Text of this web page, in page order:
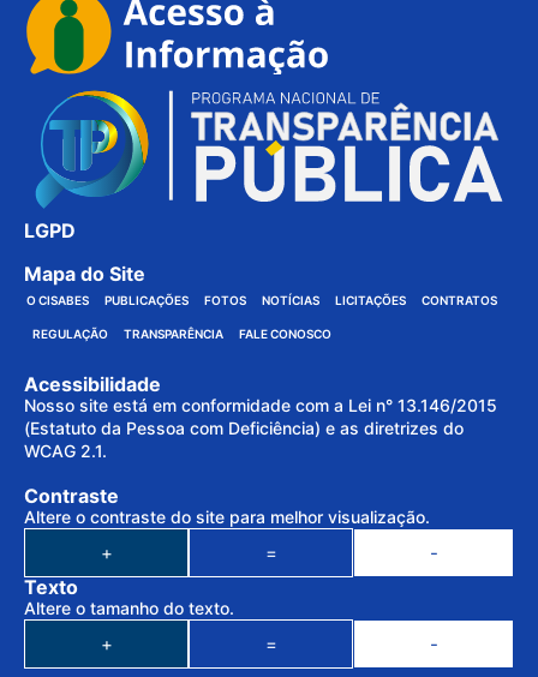
LGPD
Mapa do Site
O CISABES PUBLICAÇÕES FOTOS NOTÍCIAS LICITAÇÕES CONTRATOS
REGULAÇÃO TRANSPARÊNCIA FALE CONOSCO
Acessibilidade
Nosso site está em conformidade com a Lei n° 13.146/2015
(Estatuto da Pessoa com Deficiência) e as diretrizes do
WCAG 2.1.
Contraste
Altere o contraste do site para melhor visualização.
+ = -
Texto
Altere o tamanho do texto.
+ = -